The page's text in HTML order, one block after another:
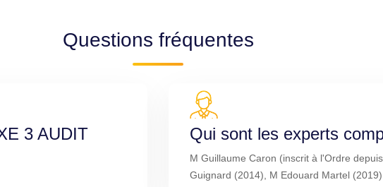
Questions fréquentes
3 AUDIT Qui sont les experts
M Guillaume Caron (inscrit à l'Ordre
Guignard (2014), M Edouard Martel (2019)